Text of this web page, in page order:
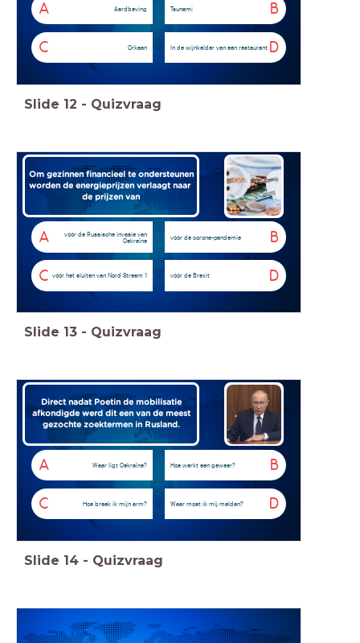
A Aardbeving B
Tsunami
C Orkaan D
In de wijnkelder van een restaurant
Slide 12 - Quizvraag
Om gezinnen financieel te ondersteunen
worden de energieprijzen verlaagt naar
de prijzen van
A
vóór de Russische invasie van
Oekraïne
B
vóór de corona-pandemie
C vóór het sluiten van Nord Stream 1 D
vóór de Brexit
Slide 13 - Quizvraag
Direct nadat Poetin de mobilisatie
afkondigde werd dit een van de meest
gezochte zoektermen in Rusland.
A Waar ligt Oekraïne? B
Hoe werkt een geweer?
C Hoe breek ik mijn arm? D
Waar moet ik mij melden?
Slide 14 - Quizvraag